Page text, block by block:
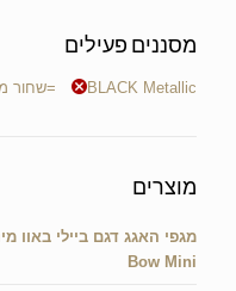
מסננים פעילים
BLACK Metallic =שחור מטאלי
מוצרים
Bow Mini